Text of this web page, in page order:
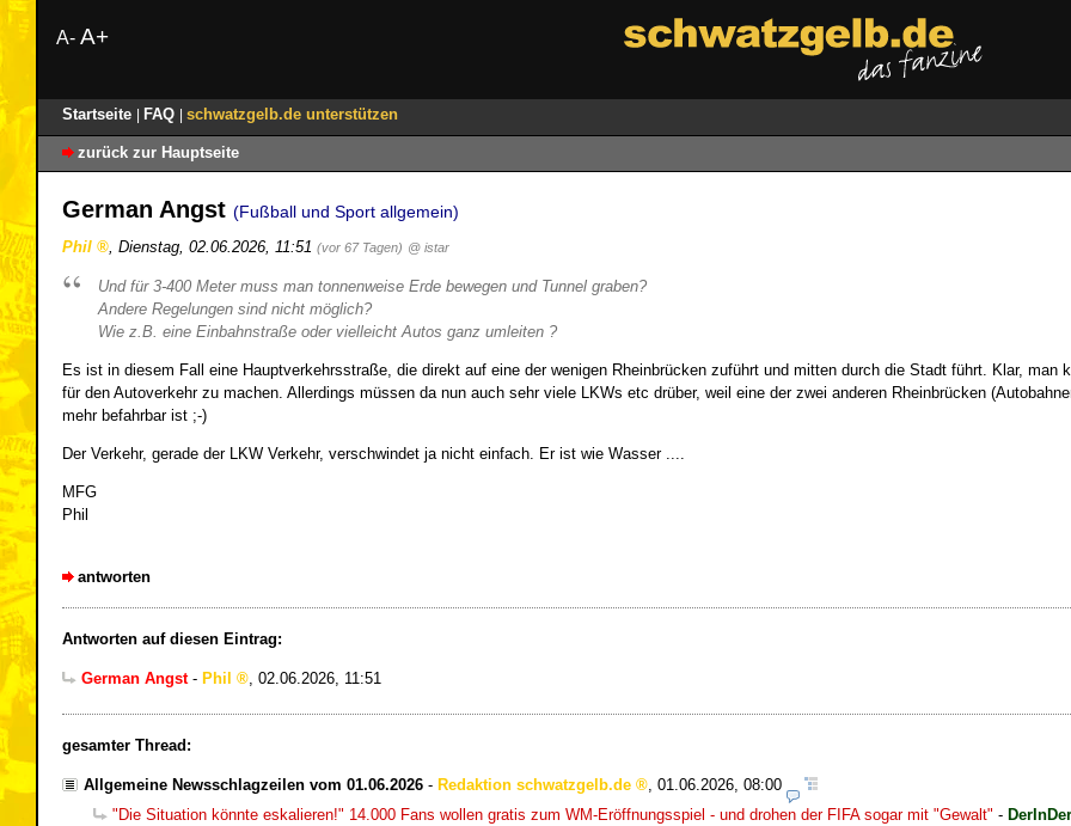
A- A+
Startseite FAQ schwatzgelb.de unterstützen
zurück zur Hauptseite
German Angst (Fußball und Sport allgemein)
Phil Dienstag, 02.06.2026, 11:51 (vor 67 Tagen) @ istar
Und für 3-400 Meter muss man tonnenweise Erde bewegen und Tunnel graben?
Andere Regelungen sind nicht möglich?
Wie z.B. eine Einbahnstraße oder vielleicht Autos ganz umleiten ?
Es ist in diesem Fall eine Hauptverkehrsstraße, die direkt auf eine der wenigen Rheinbrücken zuführt und mitten durch die Stadt führt. Klar, man
für den Autoverkehr zu machen. Allerdings müssen da nun auch sehr viele LKWs etc drüber, weil eine der zwei anderen Rheinbrücken
mehr befahrbar ist ;-)
Der Verkehr, gerade der LKW Verkehr, verschwindet ja nicht einfach. Er ist wie Wasser ....
MFG
Phil
antworten
Antworten auf diesen Eintrag:
German Angst- Phil , 02.06.2026, 11:51
gesamter Thread:
Allgemeine Newsschlagzeilen vom 01.06.2026 - Redaktion schwatzgelb.de , 01.06.2026, 08:00
"Die Situation könnte eskalieren!" 14.000 Fans wollen gratis zum WM-Eröffnungsspiel - und drohen der FIFA sogar mit "Gewalt" -